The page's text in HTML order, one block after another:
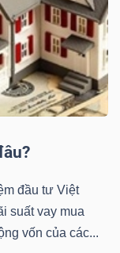
đầu tư Việt
suất vay mua
vốn của các...